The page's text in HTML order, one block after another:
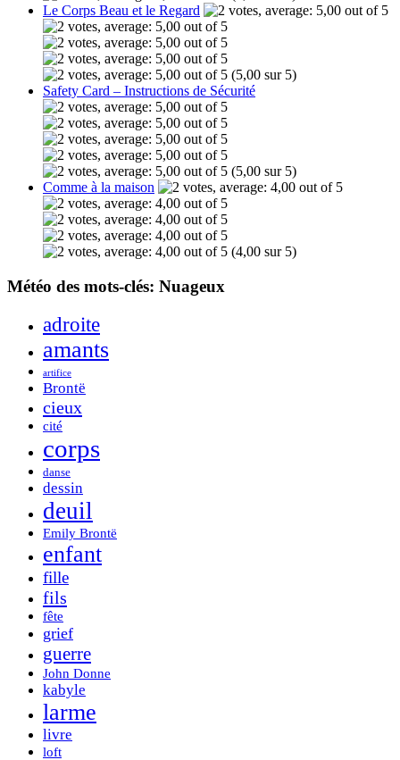
Le Corps Beau et le Regard
(5,00 sur 5)
Safety Card – Instructions de Sécurité
(5,00 sur 5)
Comme à la maison
(4,00 sur 5)
Météo des mots-clés: Nuageux
adroite
amants
artifice
Brontë
cieux
cité
corps
danse
dessin
deuil
Emily Brontë
enfant
fille
fils
fête
grief
guerre
John Donne
kabyle
larme
livre
loft